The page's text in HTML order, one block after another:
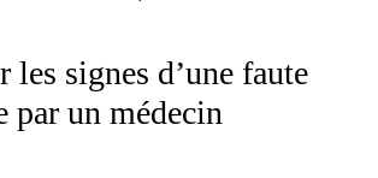
les signes d’une faute
par un médecin